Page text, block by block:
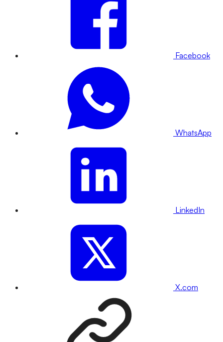
Facebook
WhatsApp
LinkedIn
X.com